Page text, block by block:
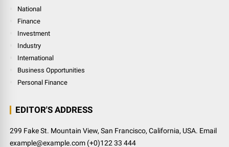
National
Finance
Investment
Industry
International
Business Opportunities
Personal Finance
EDITOR'S ADDRESS
299 Fake St. Mountain View, San Francisco, California, USA. Email
example@example.com (+0)122 33 444